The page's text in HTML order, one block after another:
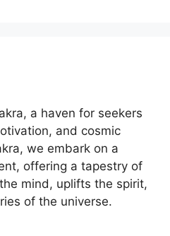
a haven for seekers
and cosmic
we embark on a
offering a tapestry of
mind, uplifts the spirit,
of the universe.